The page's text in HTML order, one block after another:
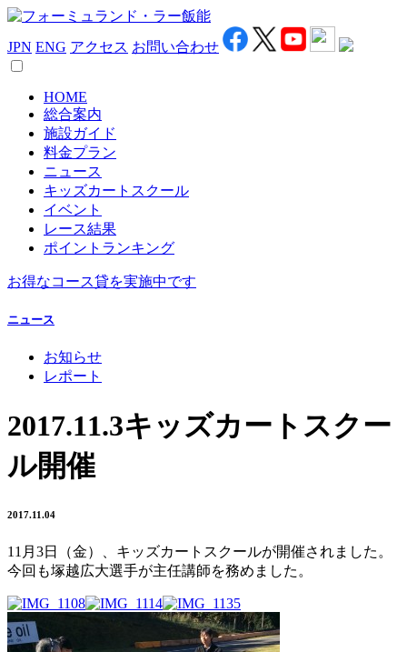
JPN ENG アクセス お問い合わせ
HOME
総合案内
施設ガイド
料金プラン
ニュース
キッズカートスクール
イベント
レース結果
ポイントランキング
お得なコース貸を実施中です
ニュース
お知らせ
レポート
2017.11.3キッズカートスクー
ル開催
2017.11.04
11月3日（金）、キッズカートスクールが開催されました。
今回も塚越広大選手が主任講師を務めました。